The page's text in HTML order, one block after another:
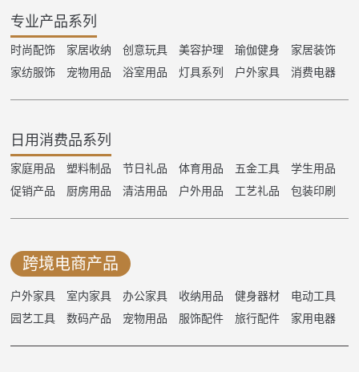
专业产品系列
时尚配饰 家居收纳 创意玩具 美容护理 瑜伽健身
家居装饰
家纺服饰
宠物用品 浴室用品 灯具系列 户外家具 消费电器
日用消费品系列
家庭用品 塑料制品 节日礼品 体育用品 五金工具
学生用品
促销产品
厨房用品 清洁用品 户外用品 工艺礼品 包装印刷
跨境电商产品
户外家具 室内家具 办公家具 收纳用品 健身器材
电动工具
园艺工具
数码产品 宠物用品 服饰配件 旅行配件 家用电器